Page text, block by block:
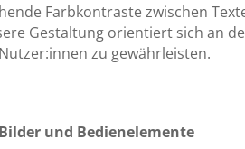
Farbkontraste zwischen
Gestaltung orientiert sich an
zu gewährleisten.
und Bedienelemente